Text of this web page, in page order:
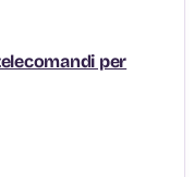
per